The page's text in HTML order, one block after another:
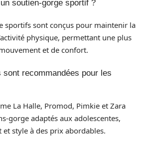
soutien-gorge sportif ?
sportifs sont conçus pour maintenir la
physique, permettant une plus
et de confort.
sont recommandées pour les
La Halle, Promod, Pimkie et Zara
gorge adaptés aux adolescentes,
style à des prix abordables.